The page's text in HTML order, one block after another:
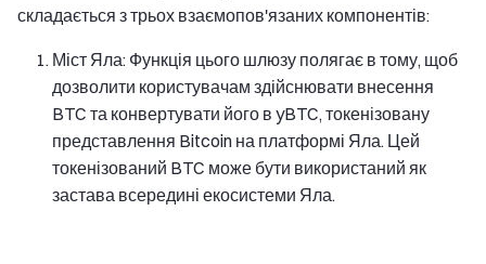
складається з трьох взаємопов'язаних компонентів:
Міст Яла: Функція цього шлюзу полягає в тому, щоб
дозволити користувачам здійснювати внесення
BTC та конвертувати його в yBTC, токенізовану
представлення Bitcoin на платформі Яла. Цей
токенізований BTC може бути використаний як
застава всередині екосистеми Яла.